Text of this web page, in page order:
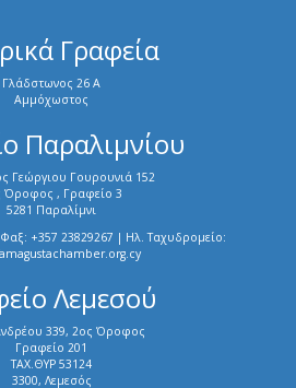
Γραφεία
Γλάδστωνος 26 Α
Αμμόχωστος
Παραλιμνίου
Γεώργιου Γουρουνιά 152
Όροφος , Γραφείο 3
5281 Παραλίμνι
+357 23829267 | Ηλ. Ταχυδρομείο:
Λεμεσού
339, 2ος Όροφος
Γραφείο 201
ΤΑΧ.ΘΥΡ 53124
3300, Λεμεσός